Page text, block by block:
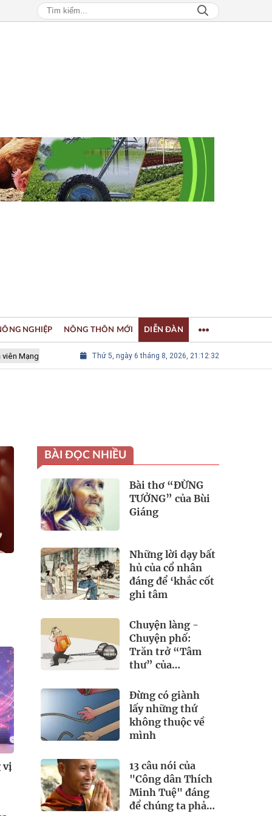
Mạng lưới các Thành phố Thủ công sáng tạo Thế giới
Thứ 5, ngày 6 tháng 8, 2026, 21:12:33
NGHIỆP NÔNG THÔN MỚI DIỄN ĐÀN
vị
BÀI ĐỌC NHIỀU
Bài thơ “ĐỪNG
TƯỞNG” của Bùi
Giáng
Những lời dạy bất
hủ của cổ nhân
đáng để ‘khắc cốt
ghi tâm
Chuyện làng -
Chuyện phố:
Trăn trở “Tâm
thư” của
Đừng có giành
lấy những thứ
không thuộc về
mình
13 câu nói của
"Công dân Thích
Minh Tuệ" đáng
để chúng ta phải